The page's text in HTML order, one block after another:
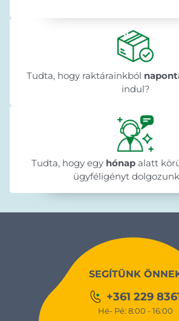
Tudta, hogy raktárainkból
indul?
Tudta, hogy egy hónap alatt
ügyféligényt
SEGÍTÜNK
+361 229
Hé- Pé: 8:00 - 16:00